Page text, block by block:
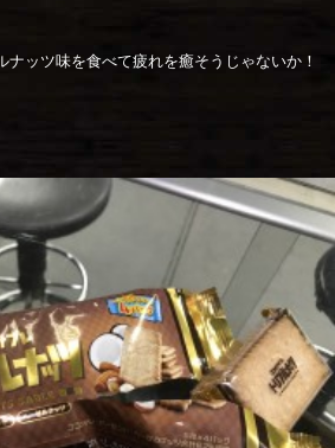
ナッツ味を食べて疲れを癒そうじゃないか！